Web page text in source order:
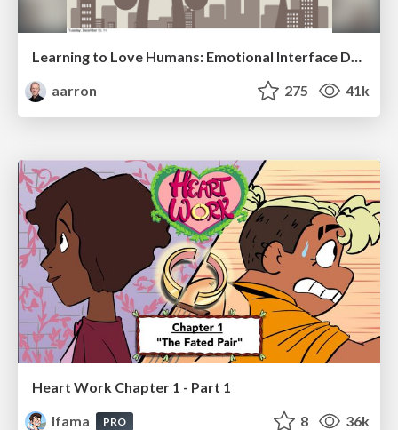
aarron
275 41k
Heart Work Chapter 1 - Part 1
lfama
PRO 8 36k